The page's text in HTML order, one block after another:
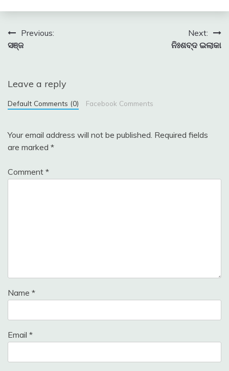
Post
navigation
Previous:
ସଞ୍ଜ
Next:
ନିଃଶବ୍ଦ ଇଲାକା
Leave a reply
Default Comments (0) Facebook Comments
Your email address will not be published. Required fields
are marked *
Comment *
Name *
Email *